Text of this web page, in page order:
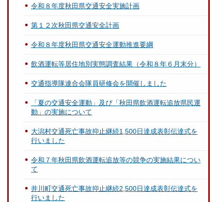
令和８年度秋田県交通安全実施計画
第１２次秋田県交通安全計画
令和８年度秋田県交通安全運動推進要綱
飲酒運転等居住地別実態調査結果（令和８年６月末分）
交通指導隊連合会隊員研修会を開催しました
「夏の交通安全運動」及び「秋田県飲酒運転追放県民運
動」の実施について
大潟村交通死亡事故抑止継続1,500日達成表彰伝達式を
行いました
令和７年秋田県飲酒運転追放等の競争の実施結果につい
て
井川町交通死亡事故抑止継続2,500日達成表彰伝達式を
行いました